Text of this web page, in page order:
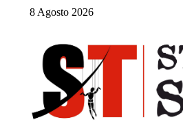
8 Agosto 2026